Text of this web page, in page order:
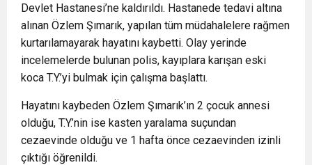
Devlet Hastanesi’ne kaldırıldı. Hastanede tedavi altına
alınan Özlem Şımarık, yapılan tüm müdahalelere rağmen
kurtarılamayarak hayatını kaybetti. Olay yerinde
incelemelerde bulunan polis, kayıplara karışan eski
koca T.Y.’yi bulmak için çalışma başlattı.
Hayatını kaybeden Özlem Şımarık’ın 2 çocuk annesi
olduğu, T.Y.’nin ise kasten yaralama suçundan
cezaevinde olduğu ve 1 hafta önce cezaevinden izinli
çıktığı öğrenildi.